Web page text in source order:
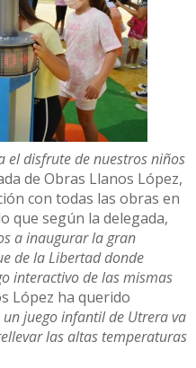
el disfrute de nuestros niños
de Obras Llanos López,
con todas las obras en
que según la delegada,
a inaugurar la gran
de la Libertad donde
interactivo de las mismas
López ha querido
juego infantil de Utrera va
las altas temperaturas